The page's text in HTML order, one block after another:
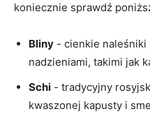
koniecznie sprawdź
Bliny ⁢- cienkie naleśniki
nadzieniami, takimi jak
Schi ​- tradycyjny​
kwaszonej⁣ kapusty i⁢